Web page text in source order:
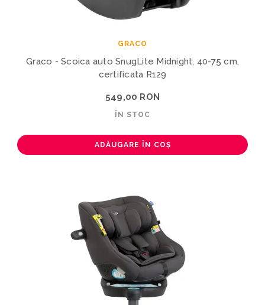
GRACO
Graco - Scoica auto SnugLite Midnight, 40-75 cm,
certificata R129
549,00 RON
ÎN STOC
ADĂUGARE ÎN COȘ